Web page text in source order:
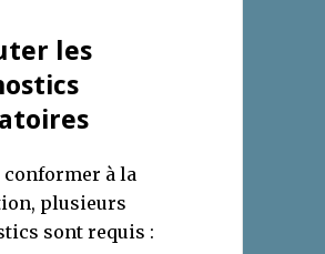
les
conformer à la
plusieurs
sont requis :